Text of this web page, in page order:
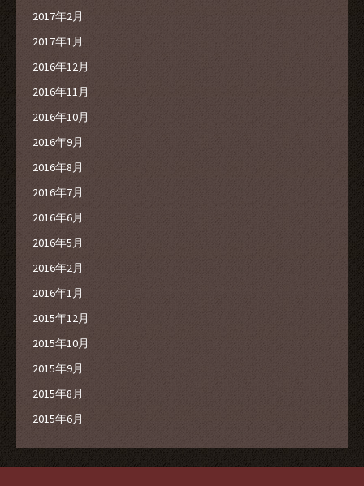
2017年2月
2017年1月
2016年12月
2016年11月
2016年10月
2016年9月
2016年8月
2016年7月
2016年6月
2016年5月
2016年2月
2016年1月
2015年12月
2015年10月
2015年9月
2015年8月
2015年6月